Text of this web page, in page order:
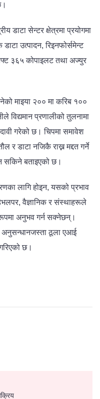
डाटा सेन्टर क्षेत्रमा प्रयोगमा
उत्पादन, रिइनफोर्समेन्ट
३६५ कोपाइलट तथा अज्युर
माइया २०० मा करिब १००
विद्यमान प्रणालीको तुलनामा
गरेको छ। चिपमा समावेश
र डाटा नजिकै राख्न मद्दत गर्ने
सकिने बताइएको छ।
लागि होइन, यसको प्रभाव
वैज्ञानिक र संस्थाहरूले
अनुभव गर्न सक्नेछन्।
अनुसन्धानजस्ता ठूला एआई
छ।